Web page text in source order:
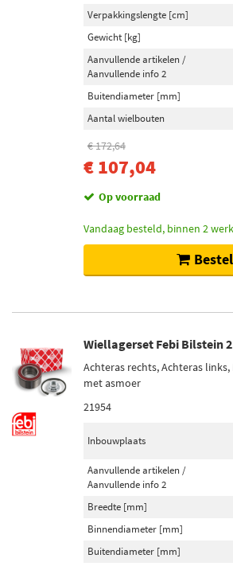
Verpakkingslengte [cm]
Gewicht [kg]
Aanvullende artikelen /
Aanvullende info 2
Buitendiameter [mm]
Aantal wielbouten
€ 172,64
€ 107,04
Op voorraad
Vandaag besteld, binnen 2
Wiellagerset Febi Bilstein
Achteras rechts, Achteras
met asmoer
21954
Inbouwplaats
Aanvullende artikelen /
Aanvullende info 2
Breedte [mm]
Binnendiameter [mm]
Buitendiameter [mm]